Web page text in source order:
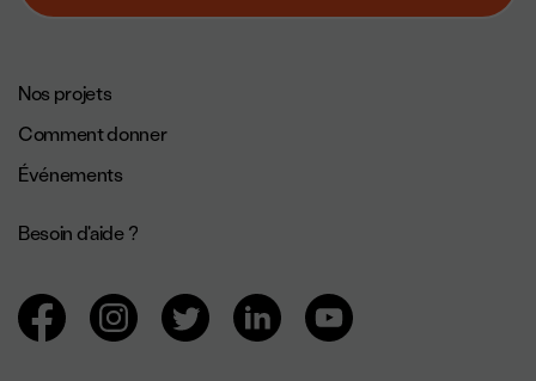
Navigation de pied de page.
Nos projets
Comment donner
Événements
Besoin d'aide ?
Navigation des réseaux sociaux.